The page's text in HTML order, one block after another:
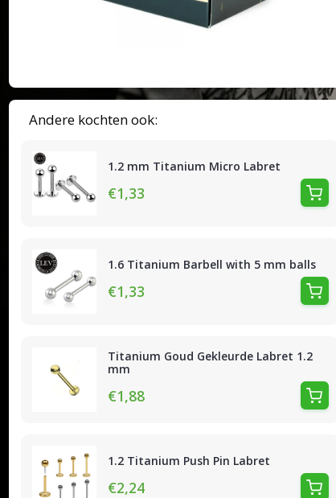
Andere kochten ook:
1.2 mm Titanium Micro Labret
€1,33
1.6 Titanium Barbell with 5 mm balls
€1,33
Titanium Goud Gekleurde Labret 1.2
mm
€1,88
1.2 Titanium Push Pin Labret
€2,24